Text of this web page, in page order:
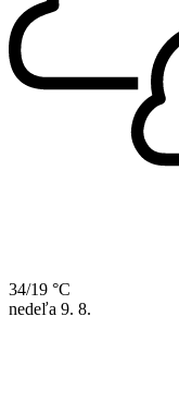
34/19 °C
nedeľa 9. 8.